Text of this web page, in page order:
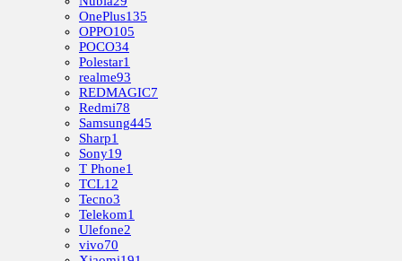
OnePlus135
OPPO105
POCO34
Polestar1
realme93
REDMAGIC7
Redmi78
Samsung445
Sharp1
Sony19
T Phone1
TCL12
Tecno3
Telekom1
Ulefone2
vivo70